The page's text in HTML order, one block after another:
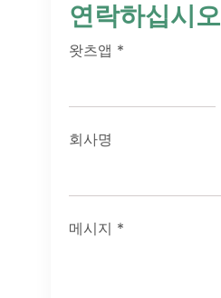
연락하십시오
왓츠앱 *
회사명
메시지 *